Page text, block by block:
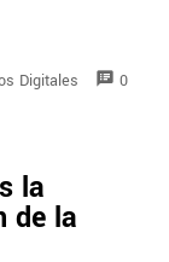
Digitales speaker_notes 0
la
de la